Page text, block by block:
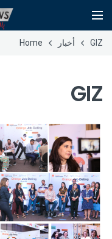
GIZ أخبار Home
GIZ